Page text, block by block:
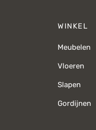
WINKEL
Meubelen
Vloeren
Slapen
Gordijnen